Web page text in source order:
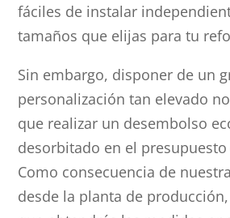
fáciles de instalar
tamaños que elijas para tu
Sin embargo, disponer de un
personalización tan elevado
que realizar un desembolso
desorbitado en el
Como consecuencia de
desde la planta de